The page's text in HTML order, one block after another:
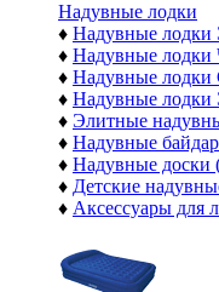
Надувные лодки
♦ Надувные лодки
♦ Надувные лодки
♦ Надувные лодки
♦ Надувные лодки
♦ Элитные
♦ Надувные
♦ Надувные доски
♦ Детские
♦ Аксессуары для